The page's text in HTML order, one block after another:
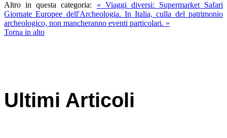
Altro in questa categoria:
« Viaggi diversi: Supermarket Safari
Giornate Europee dell'Archeologia. In Italia, culla del patrimonio
archeologico, non mancheranno eventi particolari. »
Torna in alto
Ultimi Articoli